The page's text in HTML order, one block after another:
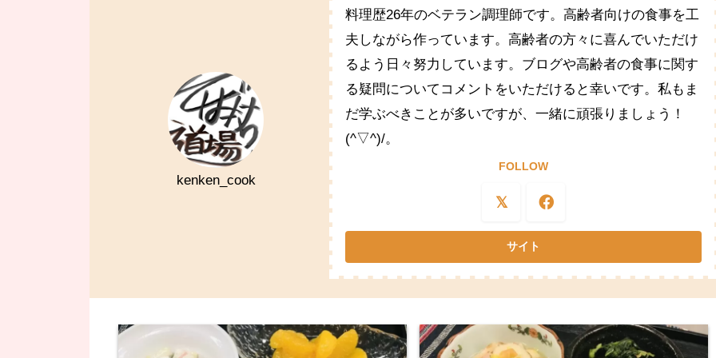
kenken_cook
料理歴26年のベテラン調理師です。高齢者向けの食事を工
夫しながら作っています。高齢者の方々に喜んでいただけ
るよう日々努力しています。ブログや高齢者の食事に関す
る疑問についてコメントをいただけると幸いです。私もま
だ学ぶべきことが多いですが、一緒に頑張りましょう！
(^▽^)/。
FOLLOW